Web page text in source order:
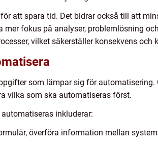
att spara tid. Det bidrar också till att
fokus på analyser, problemlösning
vilket säkerställer konsekvens och
som lämpar sig för
vilka som ska automatiseras först.
inkluderar:
överföra information mellan